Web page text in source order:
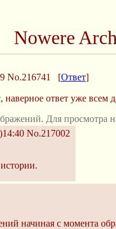
Nowere
No.216741 [Ответ]
ответ уже
Для просмотра
No.217002
начиная с момента